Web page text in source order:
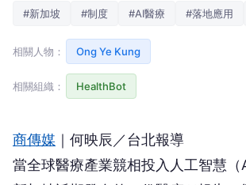
#新加坡 #制度 #AI醫療 #落地應用
相關人物： Ong Ye Kung
相關組織： HealthBot
商傳媒 ｜何映辰／台北報導
當全球醫療產業競相投入人工智慧（